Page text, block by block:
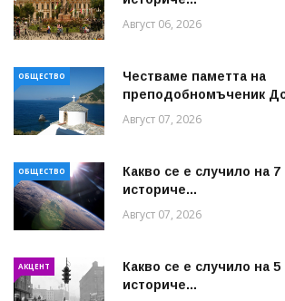
Август 06, 2026
ОБЩЕСТВО
Честваме паметта на
преподобномъченик
Август 07, 2026
ОБЩЕСТВО
Какво се е случило на 7
историче...
Август 07, 2026
АКЦЕНТ
Какво се е случило на 5
историче...